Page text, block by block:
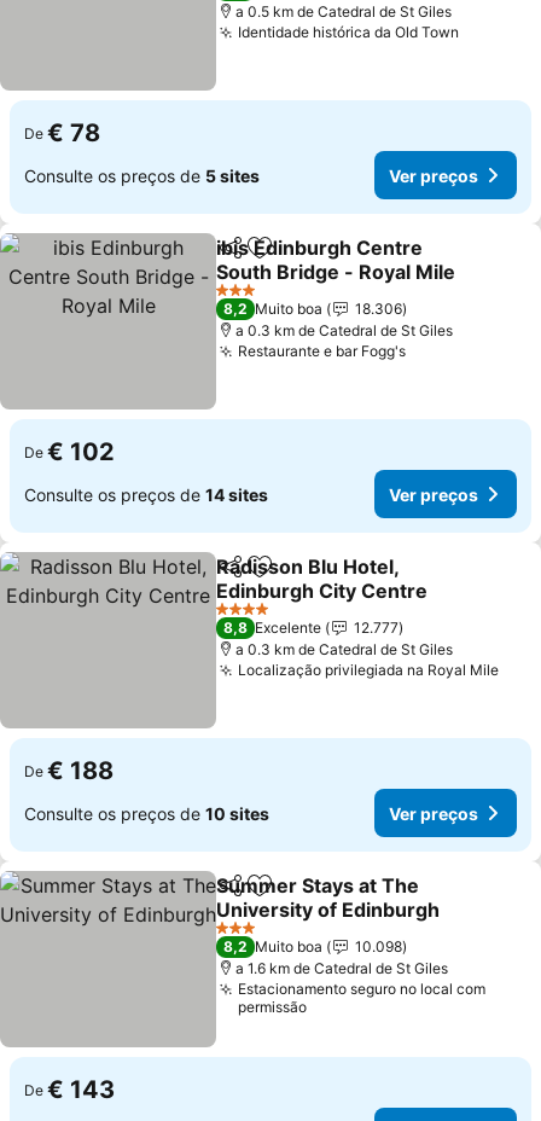
a 0.5 km de Catedral de St Giles
Identidade histórica da Old Town
De € 78
Consulte os preços de 5 sites Ver preços
PartilharAdicionar aos favoritos
ibis Edinburgh Centre
South Bridge - Royal Mile
3 Estrelas
8,2 Muito boa
18.306
a 0.3 km de Catedral de St Giles
Restaurante e bar Fogg's
De € 102
Consulte os preços de 14 sites Ver preços
PartilharAdicionar aos favoritos
Radisson Blu Hotel,
Edinburgh City Centre
4 Estrelas
8,8 Excelente
12.777
a 0.3 km de Catedral de St Giles
Localização privilegiada na Royal Mile
De € 188
Consulte os preços de 10 sites Ver preços
PartilharAdicionar aos favoritos
Summer Stays at The
University of Edinburgh
3 Estrelas
8,2 Muito boa
10.098
a 1.6 km de Catedral de St Giles
Estacionamento seguro no local com
permissão
De € 143